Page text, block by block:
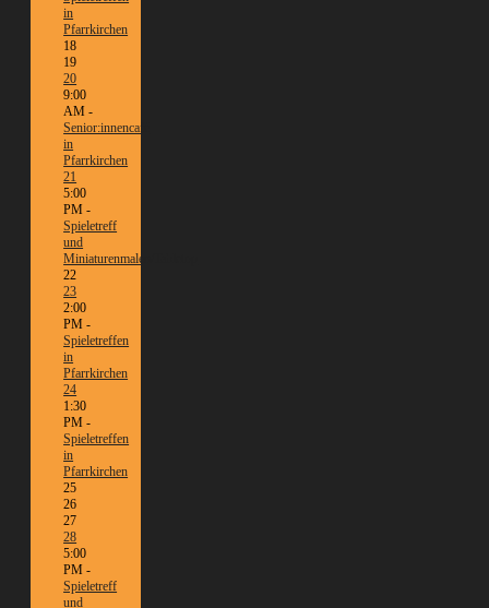
in
Pfarrkirchen
18
19
20
9:00
AM -
Senior:innencafé
in
Pfarrkirchen
21
5:00
PM -
Spieletreff
und
Miniaturenmalen/Tabletop
22
23
2:00
PM -
Spieletreffen
in
Pfarrkirchen
24
1:30
PM -
Spieletreffen
in
Pfarrkirchen
25
26
27
28
5:00
PM -
Spieletreff
und